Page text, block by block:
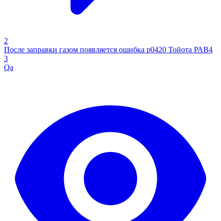
2
После заправки газом появляется ошибка р0420 Тойота РАВ4
3
Qa